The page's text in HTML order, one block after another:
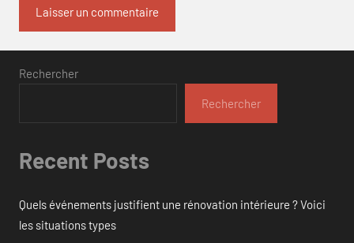
Rechercher
Rechercher
Recent Posts
Quels événements justifient une rénovation intérieure ? Voici
les situations types